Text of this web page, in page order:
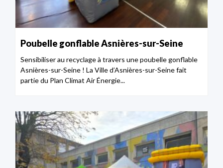
Poubelle gonflable Asnières-sur-Seine
Sensibiliser au recyclage à travers une poubelle gonflable
Asnières-sur-Seine ! La Ville d’Asnières-sur-Seine fait
partie du Plan Climat Air Énergie...